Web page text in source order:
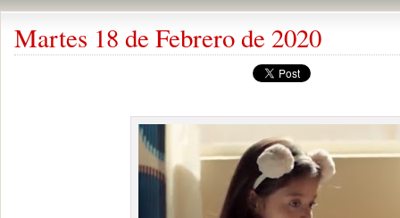
Martes 18 de Febrero de 2020